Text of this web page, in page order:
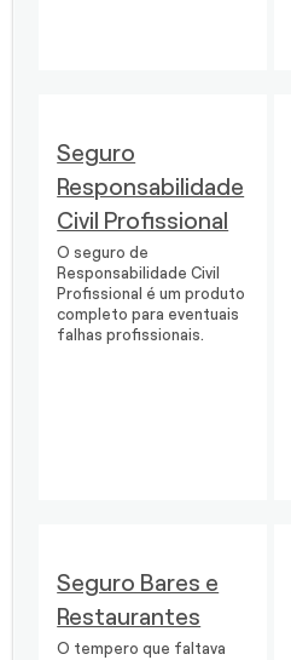
Seguro
Responsabilidade
Civil Profissional
O seguro de
Responsabilidade Civil
Profissional é um produto
completo para eventuais
falhas profissionais.
Seguro Bares e
Restaurantes
O tempero que faltava